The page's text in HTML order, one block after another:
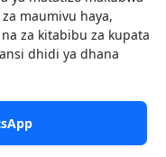
maumivu haya,
za kitabibu za kupata
dhidi ya dhana